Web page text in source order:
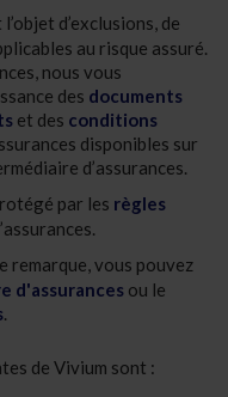
d’exclusions, de
au risque assuré.
nous vous
des documents
et des conditions
disponibles sur
d’assurances.
par les règles
remarque, vous pouvez
d'assurances ou le
.
de Vivium sont :